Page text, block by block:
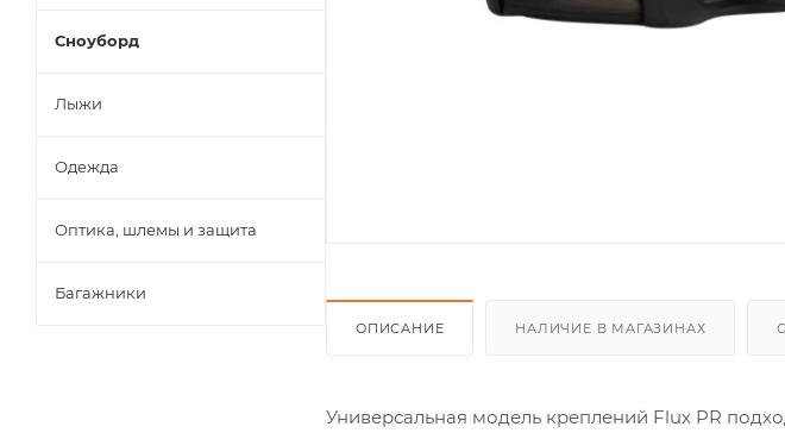
ОПИСАНИЕ НАЛИЧИЕ В МАГАЗИНАХ
Универсальная модель креплений Flux PR
Сноуборд
Лыжи
Одежда
Оптика, шлемы и защита
Багажники